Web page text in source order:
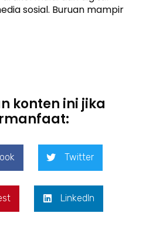
sosial. Buruan mampir
konten ini jika
Twitter
LinkedIn